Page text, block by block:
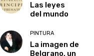
Las leyes
del mundo
PINTURA
La imagen de
Belgrano, un